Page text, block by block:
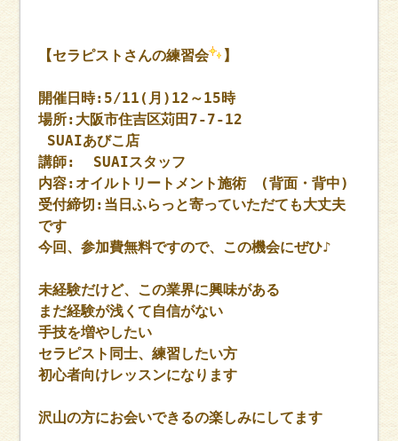
【セラピストさんの練習会 】
開催日時:5/11(月)12～15時
場所:大阪市住吉区苅田7-7-12
SUAIあびこ店
講師: SUAIスタッフ
内容:オイルトリートメント施術 (背面・背中)
受付締切:当日ふらっと寄っていただても大丈夫
です
今回、参加費無料ですので、この機会にぜひ♪
未経験だけど、この業界に興味がある
まだ経験が浅くて自信がない
手技を増やしたい
セラピスト同士、練習したい方
初心者向けレッスンになります
沢山の方にお会いできるの楽しみにしてます